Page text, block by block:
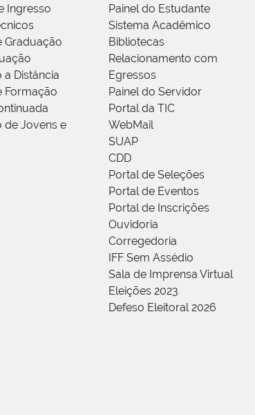
Ingresso
Graduação
Distância
Formação
de Jovens e
Painel do Estudante
Sistema Acadêmico
Bibliotecas
Relacionamento com
Egressos
Painel do Servidor
Portal da TIC
WebMail
SUAP
CDD
Portal de Seleções
Portal de Eventos
Portal de Inscrições
Ouvidoria
Corregedoria
IFF Sem Assédio
Sala de Imprensa Virtual
Eleições 2023
Defeso Eleitoral 2026